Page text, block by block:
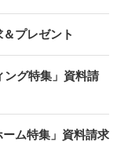
プレゼント
ング特集」資料請
ム特集」資料請求